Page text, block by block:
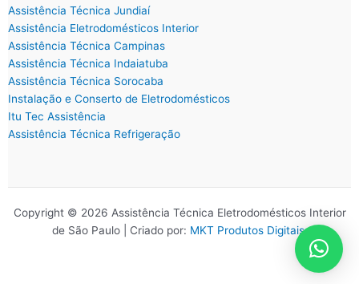
Assistência Técnica Jundiaí
Assistência Eletrodomésticos Interior
Assistência Técnica Campinas
Assistência Técnica Indaiatuba
Assistência Técnica Sorocaba
Instalação e Conserto de Eletrodomésticos
Itu Tec Assistência
Assistência Técnica Refrigeração
Copyright © 2026 Assistência Técnica Eletrodomésticos Interior
de São Paulo | Criado por: MKT Produtos Digitais.